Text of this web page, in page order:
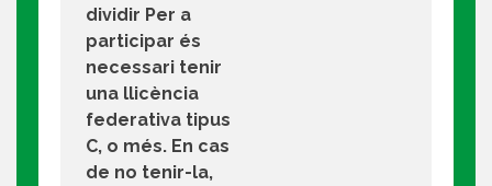
dividir Per a
participar és
necessari tenir
una llicència
federativa tipus
C, o més. En cas
de no tenir-la,